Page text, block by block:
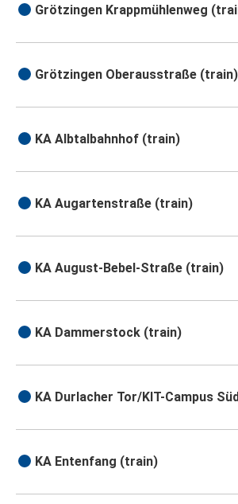
Grötzingen Krappmühlenweg
Grötzingen Oberausstraße (train)
KA Albtalbahnhof (train)
KA Augartenstraße (train)
KA August-Bebel-Straße (train)
KA Dammerstock (train)
KA Durlacher Tor/KIT-Campus
KA Entenfang (train)